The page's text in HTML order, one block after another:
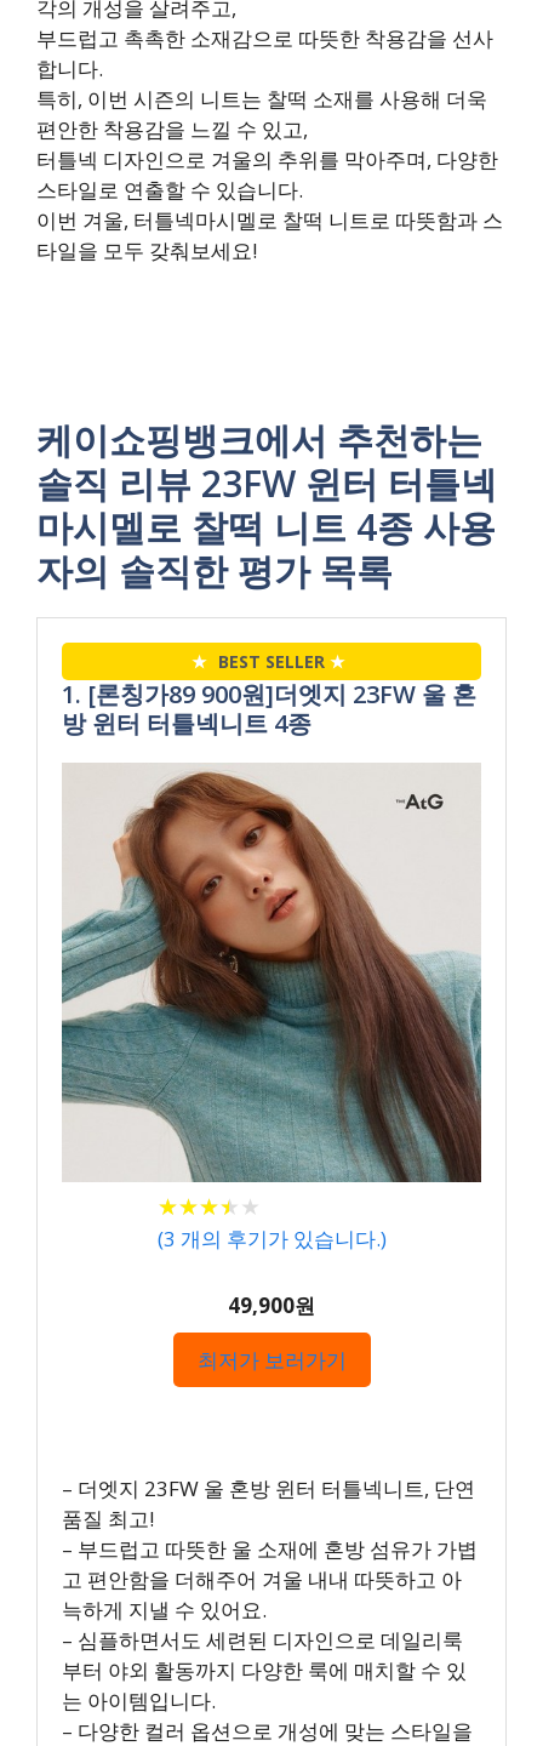
각의 개성을 살려주고,
부드럽고 촉촉한 소재감으로 따뜻한 착용감을 선사
합니다.
특히, 이번 시즌의 니트는 찰떡 소재를 사용해 더욱
편안한 착용감을 느낄 수 있고,
터틀넥 디자인으로 겨울의 추위를 막아주며, 다양한
스타일로 연출할 수 있습니다.
이번 겨울, 터틀넥마시멜로 찰떡 니트로 따뜻함과 스
타일을 모두 갖춰보세요!
케이쇼핑뱅크에서 추천하는
솔직 리뷰 23FW 윈터 터틀넥
마시멜로 찰떡 니트 4종 사용
자의 솔직한 평가 목록
★ BEST SELLER ★
1. [론칭가89 900원]더엣지 23FW 울 혼
방 윈터 터틀넥니트 4종
★★★★ ★
★★★★ ★
(3 개의 후기가 있습니다.)
49,900원
최저가 보러가기
– 더엣지 23FW 울 혼방 윈터 터틀넥니트, 단연
품질 최고!
– 부드럽고 따뜻한 울 소재에 혼방 섬유가 가볍
고 편안함을 더해주어 겨울 내내 따뜻하고 아
늑하게 지낼 수 있어요.
– 심플하면서도 세련된 디자인으로 데일리룩
부터 야외 활동까지 다양한 룩에 매치할 수 있
는 아이템입니다.
– 다양한 컬러 옵션으로 개성에 맞는 스타일을